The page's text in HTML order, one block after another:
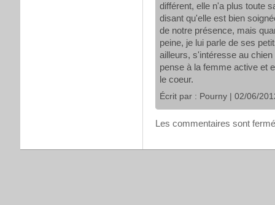
différent, elle n'a plus toute
disant qu'elle est bien
de notre présence, mais
peine, je lui parle de ses
ailleurs, s'intéresse au
pense à la femme active et
le coeur.
Écrit par : Pourny| 02/06/
Les commentaires sont